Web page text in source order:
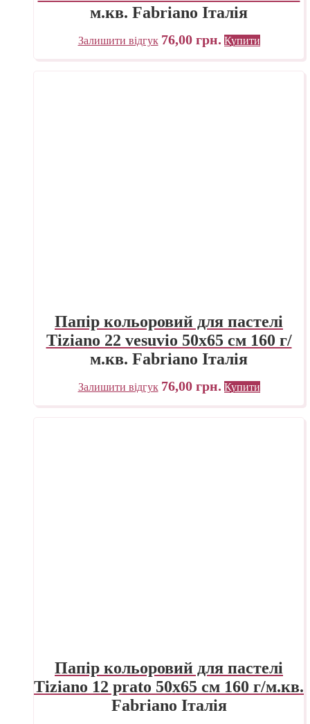
м.кв. Fabriano Італія
Залишити відгук 76,00 грн. Купити
Папір кольоровий для пастелі
Tiziano 22 vesuvio 50х65 см 160 г/
м.кв. Fabriano Італія
Залишити відгук 76,00 грн. Купити
Папір кольоровий для пастелі
Tiziano 12 prato 50х65 см 160 г/м.кв.
Fabriano Італія